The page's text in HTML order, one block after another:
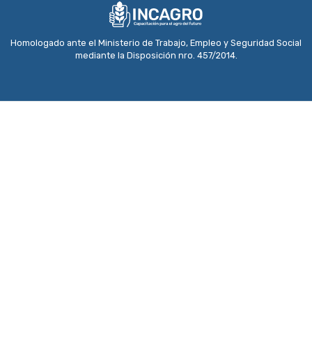
Homologado ante el Ministerio de Trabajo, Empleo y Seguridad Social
mediante la Disposición nro. 457/2014.